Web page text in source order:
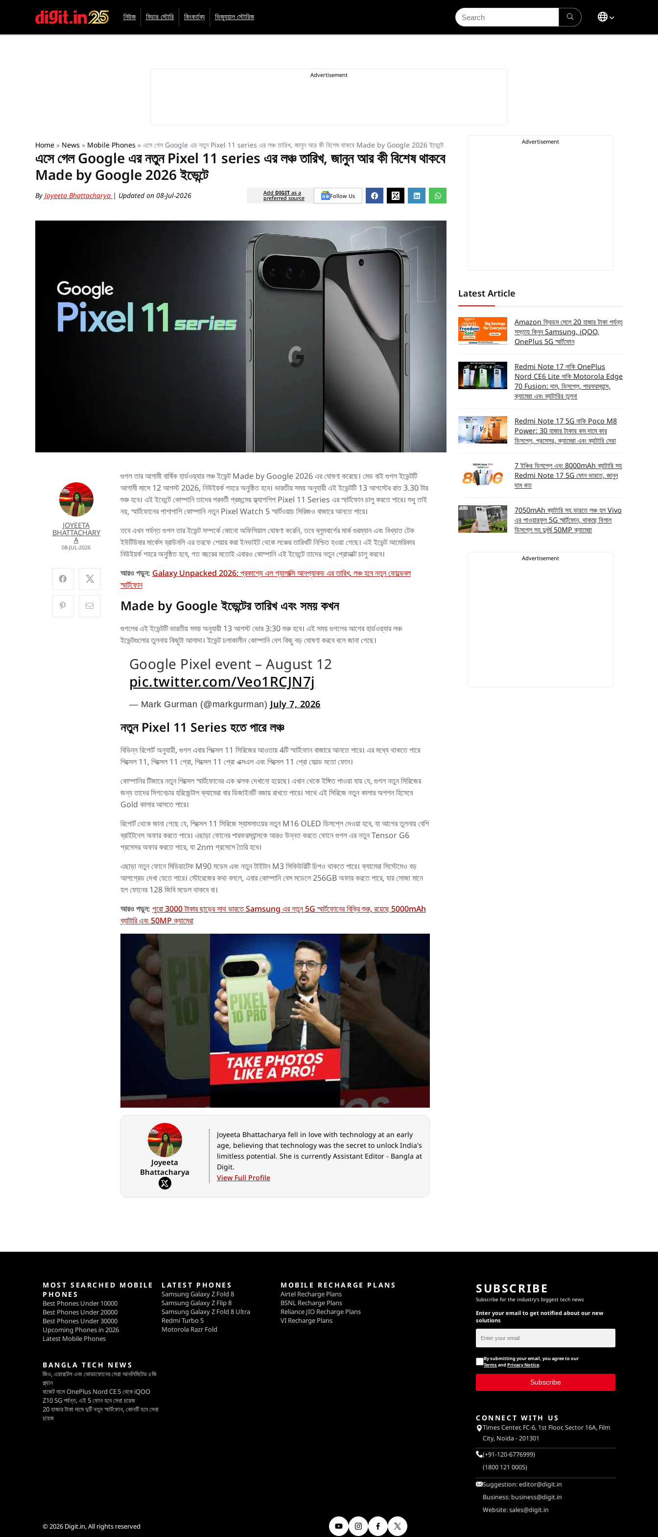
নিউজ ফিচার স্টোরি কিংকর্তব্য ভিজ্যুয়াল স্টোরিজ
Search
for:
Home » News » Mobile Phones » এসে গেল Google এর নতুন Pixel 11 series এর লঞ্চ তারিখ, জানুন আর কী বিশেষ থাকবে Made by Google 2026 ইভেন্টে
এসে গেল Google এর নতুন Pixel 11 series এর লঞ্চ তারিখ, জানুন আর কী বিশেষ থাকবে
Made by Google 2026 ইভেন্টে
By Joyeeta Bhattacharya | Updated on 08-Jul-2026 Add DIGIT as a
preferred source Follow Us
JOYEETA
BHATTACHARY
A
08-JUL-2026
গুগল তার আগামী বার্ষিক হার্ডওয়্যার লঞ্চ ইভেন্ট Made by Google 2026 এর ঘোষণা করেছে। মেড বাই গুগল ইভেন্টটি
আগামী মাসে 12 আগস্ট 2026, নিউইয়র্ক শহরে অনুষ্ঠিত হবে। ভারতীয় সময় অনুযায়ী এই ইভেন্টটি 13 আগস্টের রাত 3.30 টায়
শুরু হবে। এই ইভেন্টে কোম্পানি তাদের পরবর্তী প্রজন্মের ফ্ল্যাগশিপ Pixel 11 Series এর স্মার্টফোন চালু করতে পারে। শুধু তাই
নয়, স্মার্টফোনের পাশাপাশি কোম্পানি নতুন Pixel Watch 5 স্মার্টওয়াচ সিরিজও বাজারে আনতে পারে।
তবে এখন পর্যন্ত গুগল তার ইভেন্ট সম্পর্কে কোনো অফিসিয়াল ঘোষণা করেনি, তবে ব্লুমবার্গের মার্ক গুরম্যান এবং বিখ্যাত টেক
ইউটিউবার মার্কেস ব্রাউনলি এর তরফে শেয়ার করা ইনভাইট থেকে লঞ্চের তারিখটি নিশ্চিত হওয়া গেছে। এই ইভেন্ট আমেরিকার
নিউইয়র্ক শহরে অনুষ্ঠিত হবে, গত বছরের মতোই এবারও কোম্পানি এই ইভেন্টে তাদের নতুন প্রোডাক্ট চালু করবে।
আরও পড়ুন: Galaxy Unpacked 2026: প্রকাশ্যে এল গ্যালাক্সি আনপ্যাকড এর তারিখ, লঞ্চ হবে নতুন ফোল্ডেবল
স্মার্টফোন
Made by Google ইভেন্টের তারিখ এবং সময় কখন
গুগলের এই ইভেন্টটি ভারতীয় সময় অনুযায়ী 13 আগস্ট ভোর 3:30 শুরু হবে। এই সময় গুগলের আগের হার্ডওয়্যার লঞ্চ
ইভেন্টগুলোর তুলনায় কিছুটা আলাদা। ইভেন্ট চলাকালীন কোম্পানি বেশ কিছু বড় ঘোষণা করবে বলে জানা গেছে।
Google Pixel event – August 12
pic.twitter.com/Veo1RCJN7j
— Mark Gurman (@markgurman) July 7, 2026
নতুন Pixel 11 Series হতে পারে লঞ্চ
বিভিন্ন রিপোর্ট অনুযায়ী, গুগল এবার পিক্সেল 11 সিরিজের আওতায় 4টি স্মার্টফোন বাজারে আনতে পারে। এর মধ্যে থাকতে পারে
পিক্সেল 11, পিক্সেল 11 প্রো, পিক্সেল 11 প্রো এক্সএল এবং পিক্সেল 11 প্রো ফোল্ড মতো ফোন।
কোম্পানির টিজারে নতুন পিক্সেল স্মার্টফোনের এক ঝলক দেখানো হয়েছে। এখান থেকে ইঙ্গিত পাওয়া যায় যে, গুগল নতুন সিরিজের
জন্য তাদের সিগনেচার হরিজেন্টাল ক্যামেরা বার ডিজাইনটি বজায় রাখতে পারে। সাথে এই সিরিজে নতুন কালার অপশন হিসেবে
Gold কালার আসতে পারে।
রিপোর্ট থেকে জানা গেছে যে, পিক্সেল 11 সিরিজে স্যামসাংয়ের নতুন M16 OLED ডিসপ্লে দেওয়া হবে, যা আগের তুলনায় বেশি
ব্রাইটনেস অফার করতে পারে। এছাড়া ফোনের পারফরম্যান্সকে আরও উন্নত করতে ফোনে গুগল এর নতুন Tensor G6
প্রসেসর অফার করতে পারে, যা 2nm প্রসেসে তৈরি হবে।
এছাড়া নতুন ফোনে মিডিয়াটেক M90 মডেম এবং নতুন টাইটান M3 সিকিউরিটি চিপও থাকতে পারে। ক্যামেরা সিস্টেমেও বড়
আপগ্রেড দেখা যেতে পারে। স্টোরেজের কথা বললে, এবার কোম্পানি বেস মডেলে 256GB অফার করতে পারে, যার সোজা মানে
হল ফোনের 128 জিবি মডেল থাকবে বা।
আরও পড়ুন: পুরো 3000 টাকার ছাড়ের সাথ ভারতে Samsung এর নতুন 5G স্মার্টফোনের বিক্রি শুরু, রয়েছে 5000mAh
ব্যাটারি এবং 50MP ক্যামেরা
Joyeeta
Bhattacharya
Joyeeta Bhattacharya fell in love with technology at an early
age, believing that technology was the secret to unlock India's
limitless potential. She is currently Assistant Editor - Bangla at
Digit.
View Full Profile
Latest Article
Amazon ফ্রিডম সেলে 20 হাজার টাকা পর্যন্ত
সস্তায় কিনুন Samsung, iQOO,
OnePlus 5G স্মার্টফোন
Redmi Note 17 নাকি OnePlus
Nord CE6 Lite নাকি Motorola Edge
70 Fusion: দাম, ডিসপ্লে, পারফরম্যান্স,
ক্যামেরা এবং ব্যাটারির তুলনা
Redmi Note 17 5G নাকি Poco M8
Power: 30 হাজার টাকার কম দামে কার
ডিসপ্লে, প্রসেসর, ক্যামেরা এবং ব্যাটারি সেরা
7 ইঞ্চির ডিসপ্লে এবং 8000mAh ব্যাটারি সহ
Redmi Note 17 5G ফোন ভারতে, জানুন
দাম কত
7050mAh ব্যাটারি সহ ভারতে লঞ্চ হল Vivo
এর পাওয়ারফুল 5G স্মার্টফোন, থাকছে বিশাল
ডিসপ্লে সহ দুর্ধর্ষ 50MP ক্যামেরা
MOST SEARCHED MOBILE
PHONES
Best Phones Under 10000
Best Phones Under 20000
Best Phones Under 30000
Upcoming Phones in 2026
Latest Mobile Phones
LATEST PHONES
Samsung Galaxy Z Fold 8
Samsung Galaxy Z Flip 8
Samsung Galaxy Z Fold 8 Ultra
Redmi Turbo 5
Motorola Razr Fold
MOBILE RECHARGE PLANS
Airtel Recharge Plans
BSNL Recharge Plans
Reliance JIO Recharge Plans
VI Recharge Plans
BANGLA TECH NEWS
জিও, এয়ারটেল এবং ভোডাফোনের সেরা আনলিমিটেড ৫জি
প্ল্যান
বাজেট দামে OnePlus Nord CE 5 থেকে iQOO
Z10 5G পর্যন্ত, এই 5 ফোন হবে সেরা চয়েজ
20 হাজার টাকা দামে দুটি নতুন স্মার্টফোন, কোনটি হবে সেরা
চয়েজ
SUBSCRIBE
Subscribe for the industry's biggest tech news
Enter your email to get notified about our new
solutions
By submitting your email, you agree to our
Terms and Privacy Notice.
Subscribe
CONNECT WITH US
Times Center, FC-6, 1st Floor, Sector 16A, Film
City, Noida - 201301
(+91-120-6776999)
(1800 121 0005)
Suggestion:editor@digit.in
Business: business@digit.in
Website:sales@digit.in
© 2026 Digit.in, All rights reserved